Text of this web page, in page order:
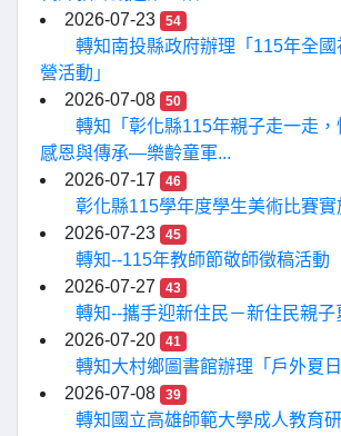
2026-07-23
54
轉知南投縣政府辦理「115年全
營活動」
2026-07-08
50
轉知「彰化縣115年親子走一走
感恩與傳承—樂齡童軍...
2026-07-17
46
彰化縣115學年度學生美術比賽實
2026-07-23
45
轉知--115年教師節敬師徵稿活動
2026-07-27
43
轉知--攜手迎新住民－新住民親子
2026-07-20
41
轉知大村鄉圖書館辦理「戶外夏
2026-07-08
39
轉知國立高雄師範大學成人教育